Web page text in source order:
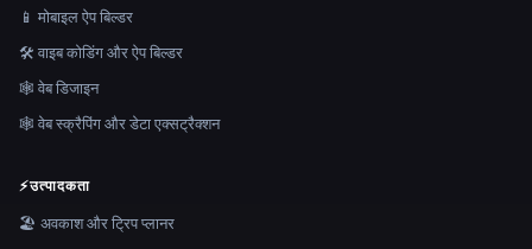
📱 मोबाइल ऐप बिल्डर
🛠️ वाइब कोडिंग और ऐप बिल्डर
🕸 वेब डिजाइन
🕸️ वेब स्क्रैपिंग और डेटा एक्सट्रैक्शन
⚡उत्पादकता
🏖 अवकाश और ट्रिप प्लानर